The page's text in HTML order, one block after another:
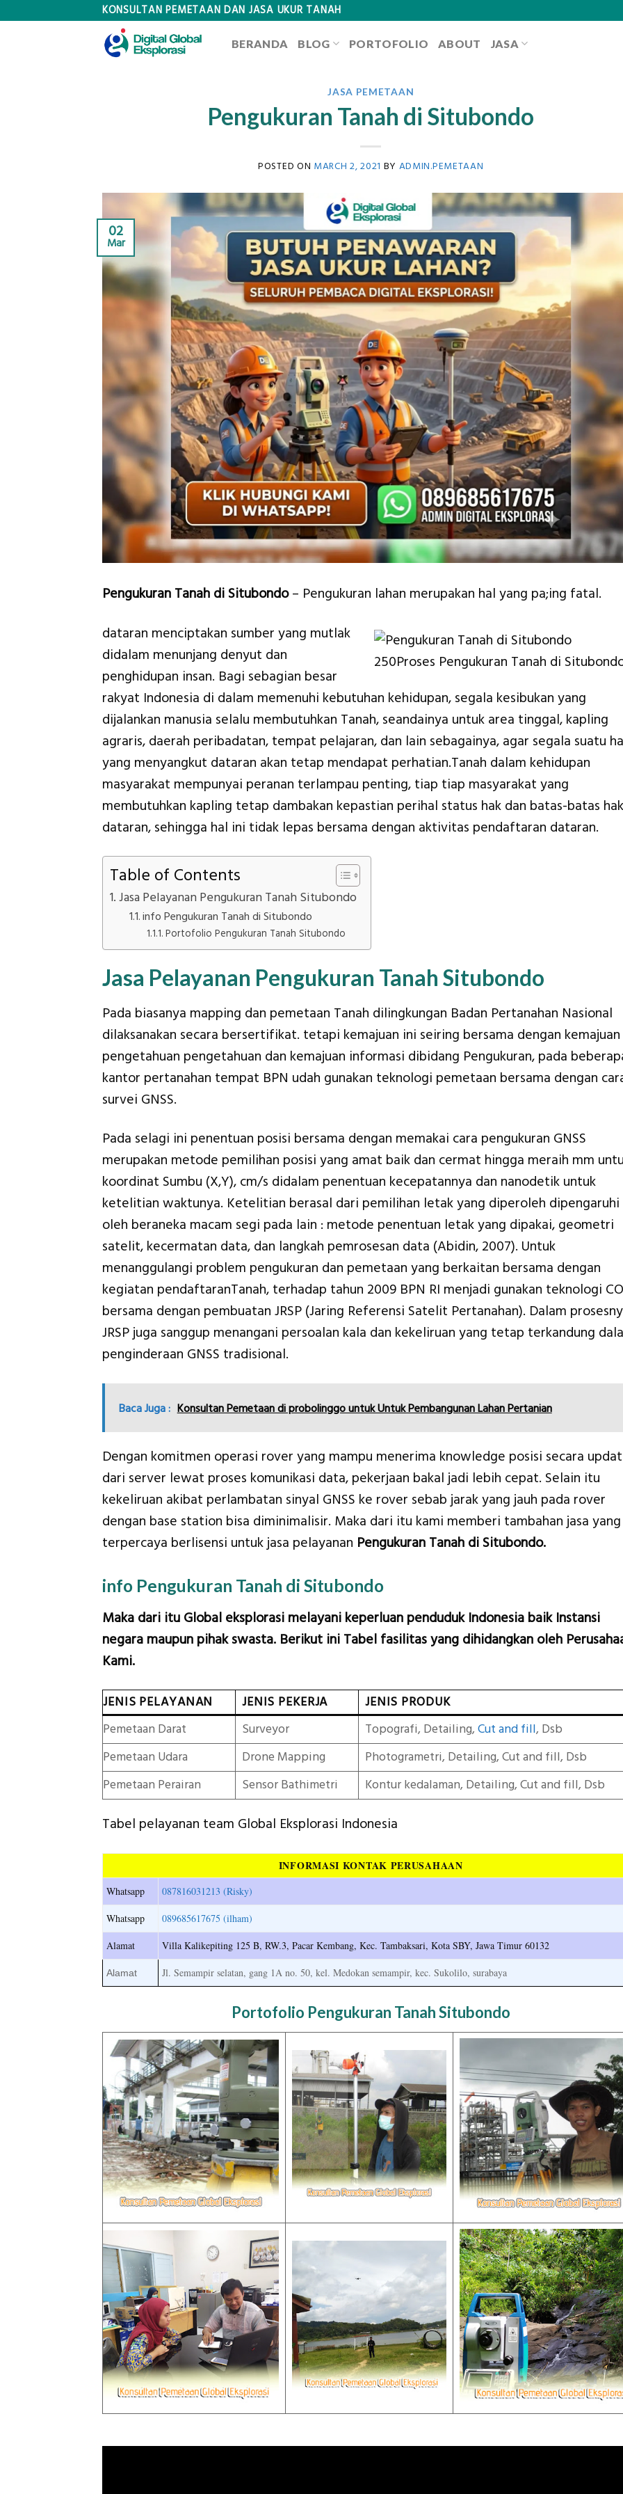
KONSULTAN PEMETAAN DAN JASA UKUR TANAH
BERANDA BLOG PORTOFOLIO ABOUT JASA
JASA PEMETAAN
Pengukuran Tanah di Situbondo
POSTED ON MARCH 2, 2021 BY ADMIN.PEMETAAN
02
Mar
Pengukuran Tanah di Situbondo– Pengukuran lahan merupakan hal yang pa;ing fatal.
250Proses Pengukuran Tanah di
dataran menciptakan sumber yang mutlak
didalam menunjang denyut dan
penghidupan insan. Bagi sebagian besar
rakyat Indonesia di dalam memenuhi kebutuhan kehidupan, segala kesibukan yang
dijalankan manusia selalu membutuhkan Tanah, seandainya untuk area tinggal, kapling
agraris, daerah peribadatan, tempat pelajaran, dan lain sebagainya, agar segala suatu
yang menyangkut dataran akan tetap mendapat perhatian.Tanah dalam kehidupan
masyarakat mempunyai peranan terlampau penting, tiap tiap masyarakat yang
membutuhkan kapling tetap dambakan kepastian perihal status hak dan batas-batas hak
dataran, sehingga hal ini tidak lepas bersama dengan aktivitas pendaftaran dataran.
Table of Contents
Jasa Pelayanan Pengukuran Tanah Situbondo
info Pengukuran Tanah di Situbondo
Portofolio Pengukuran Tanah Situbondo
Jasa Pelayanan Pengukuran Tanah Situbondo
Pada biasanya mapping dan pemetaan Tanah dilingkungan Badan Pertanahan Nasional
dilaksanakan secara bersertifikat. tetapi kemajuan ini seiring bersama dengan kemajuan
pengetahuan pengetahuan dan kemajuan informasi dibidang Pengukuran, pada
kantor pertanahan tempat BPN udah gunakan teknologi pemetaan bersama dengan
survei GNSS.
Pada selagi ini penentuan posisi bersama dengan memakai cara pengukuran GNSS
merupakan metode pemilihan posisi yang amat baik dan cermat hingga meraih mm
koordinat Sumbu (X,Y), cm/s didalam penentuan kecepatannya dan nanodetik untuk
ketelitian waktunya. Ketelitian berasal dari pemilihan letak yang diperoleh dipengaruhi
oleh beraneka macam segi pada lain : metode penentuan letak yang dipakai, geometri
satelit, kecermatan data, dan langkah pemrosesan data (Abidin, 2007). Untuk
menanggulangi problem pengukuran dan pemetaan yang berkaitan bersama dengan
kegiatan pendaftaranTanah, terhadap tahun 2009 BPN RI menjadi gunakan teknologi
bersama dengan pembuatan JRSP (Jaring Referensi Satelit Pertanahan). Dalam
JRSP juga sanggup menangani persoalan kala dan kekeliruan yang tetap terkandung
penginderaan GNSS tradisional.
Baca Juga : Konsultan Pemetaan di probolinggo untuk Untuk Pembangunan Lahan Pertanian
Dengan komitmen operasi rover yang mampu menerima knowledge posisi secara
dari server lewat proses komunikasi data, pekerjaan bakal jadi lebih cepat. Selain itu
kekeliruan akibat perlambatan sinyal GNSS ke rover sebab jarak yang jauh pada rover
dengan base station bisa diminimalisir. Maka dari itu kami memberi tambahan jasa yang
terpercaya berlisensi untuk jasa pelayanan Pengukuran Tanah di Situbondo.
info Pengukuran Tanah di Situbondo
Maka dari itu Global eksplorasi melayani keperluan penduduk Indonesia baik Instansi
negara maupun pihak swasta. Berikut ini Tabel fasilitas yang dihidangkan oleh
Kami.
JENIS PELAYANAN JENIS PEKERJA
JENIS PRODUK
Pemetaan Darat
Surveyor Topografi, Detailing, Cut and fill, Dsb
Pemetaan Udara
Drone Mapping
Photogrametri, Detailing, Cut and fill, Dsb
Pemetaan Perairan
Sensor Bathimetri Kontur kedalaman, Detailing, Cut and fill, Dsb
Tabel pelayanan team Global Eksplorasi Indonesia
INFORMASI KONTAK PERUSAHAAN
Whatsapp 087816031213 (Risky)
Whatsapp 089685617675 (ilham)
Alamat Villa Kalikepiting 125 B, RW.3, Pacar Kembang, Kec. Tambaksari, Kota SBY, Jawa Timur 60132
Alamat Jl. Semampir selatan, gang 1A no. 50, kel. Medokan semampir, kec. Sukolilo, surabaya
Portofolio Pengukuran Tanah Situbondo